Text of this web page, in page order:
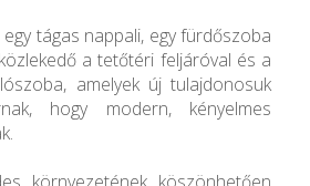
tágas nappali, egy fürdőszoba
a tetőtéri feljáróval és a
amelyek új tulajdonosuk
hogy modern, kényelmes
környezetének köszönhetően